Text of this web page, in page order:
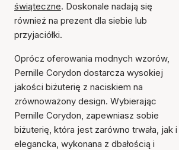
świąteczne. Doskonale nadają się
również na prezent dla siebie lub
przyjaciółki.
Oprócz oferowania modnych wzorów,
Pernille Corydon dostarcza wysokiej
jakości biżuterię z naciskiem na
zrównoważony design. Wybierając
Pernille Corydon, zapewniasz sobie
biżuterię, która jest zarówno trwała, jak i
elegancka, wykonana z dbałością i